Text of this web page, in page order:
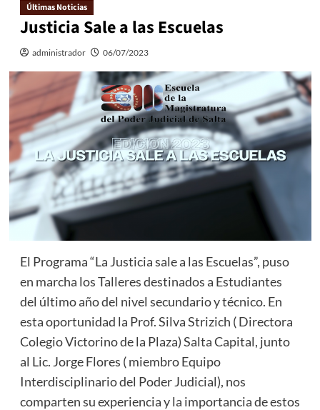
Últimas Noticias
Justicia Sale a las Escuelas
administrador 06/07/2023
El Programa “La Justicia sale a las Escuelas”, puso
en marcha los Talleres destinados a Estudiantes
del último año del nivel secundario y técnico. En
esta oportunidad la Prof. Silva Strizich ( Directora
Colegio Victorino de la Plaza) Salta Capital, junto
al Lic. Jorge Flores ( miembro Equipo
Interdisciplinario del Poder Judicial), nos
comparten su experiencia y la importancia de estos